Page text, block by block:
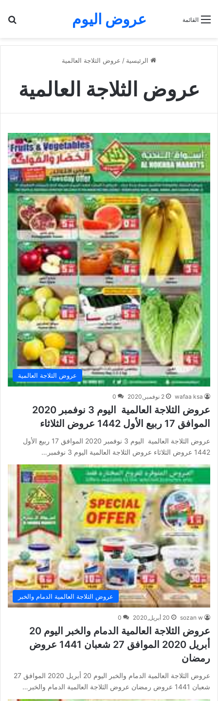
عروض اليوم القائمة
الرئيسية / عروض الثلاجة العالمية
عروض الثلاجة العالمية
عروض الثلاجة العالمية
wafaa ksa 2 نوفمبر,2020 0
عروض الثلاجة العالمية اليوم 3 نوفمبر 2020
الموافق 17 ربيع الأول 1442 عروض الثلاثاء
عروض الثلاجة العالمية اليوم 3 نوفمبر 2020 الموافق 17 ربيع الأول
1442 عروض الثلاثاء عروض الثلاجة العالمية اليوم 3 نوفمبر…
عروض الثلاجة العالمية الدمام والخبر
sozan w 20 أبريل,2020 0
عروض الثلاجة العالمية الدمام والخبر اليوم 20
أبريل 2020 الموافق 27 شعبان 1441 عروض
رمضان
عروض الثلاجة العالمية الدمام والخبر اليوم 20 أبريل 2020 الموافق 27
شعبان 1441 عروض رمضان عروض الثلاجة العالمية الدمام والخبر…